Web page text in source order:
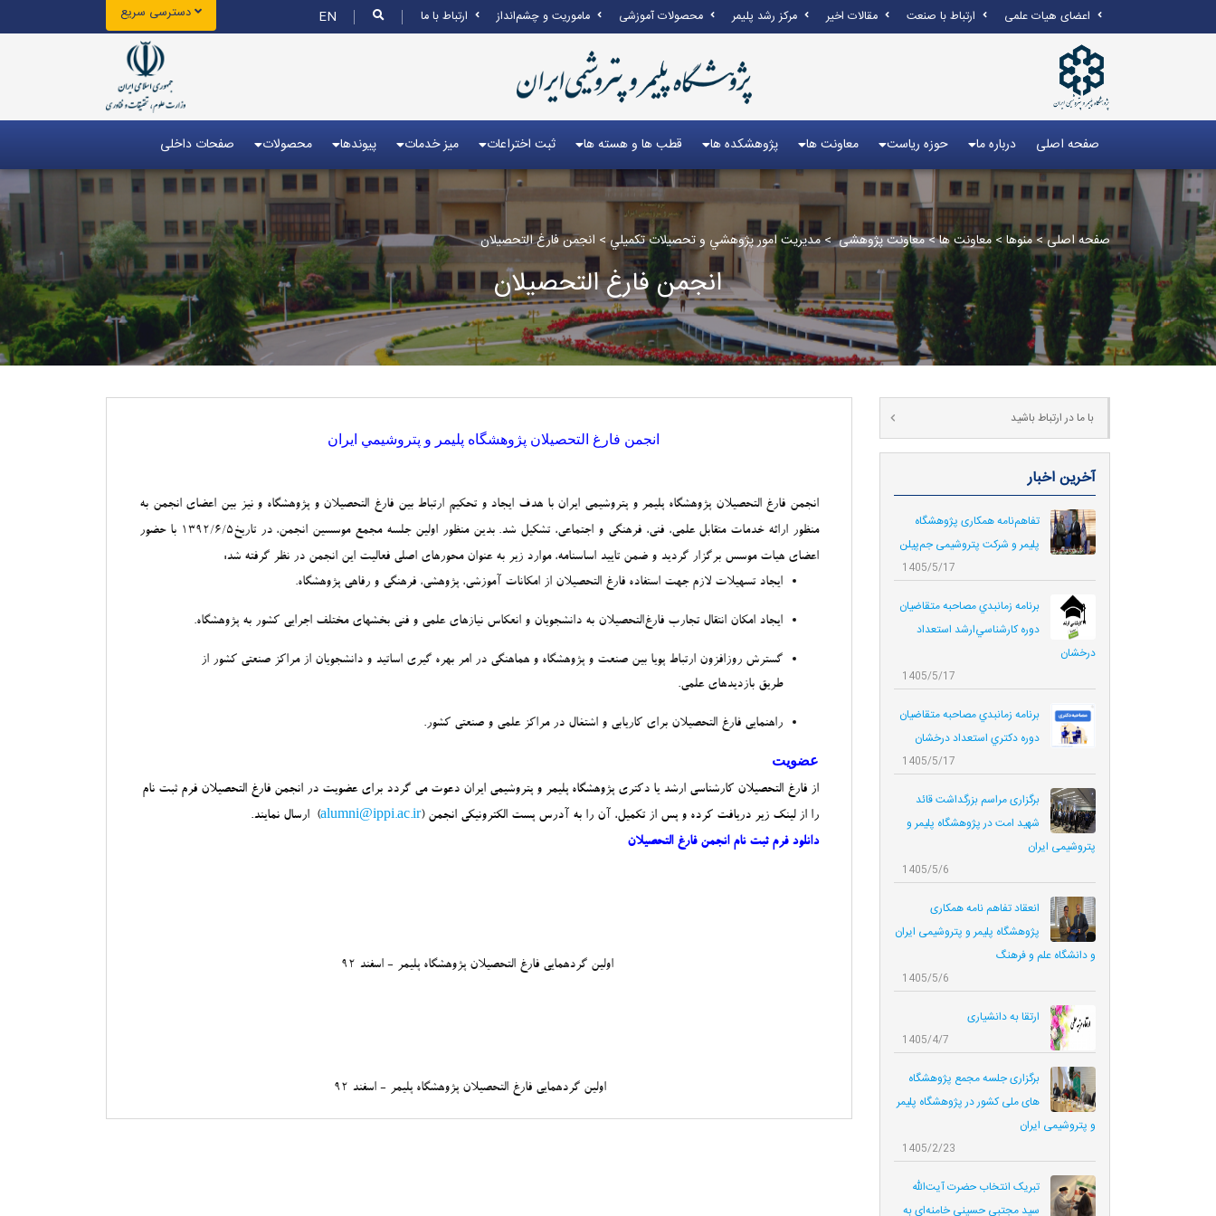
اعضای هیات علمی ارتباط با صنعت مقالات اخیر مرکز رشد پلیمر محصولات آموزشی ماموریت و چشم‌انداز ارتباط با ما EN دسترسی سریع
صفحه اصلی درباره ما حوزه ریاست معاونت ها پژوهشکده ها قطب ها و هسته ها ثبت اختراعات میز خدمات پیوندها محصولات صفحات داخلی
انجمن فارغ التحصیلان
صفحه اصلی>منوها> معاونت ها>معاونت پژوهشی>مديريت امور پژوهشي و تحصيلات تكميلي > انجمن فارغ التحصیلان
با ما در ارتباط باشید
آخرین اخبار
تفاهم‌نامه همکاری پژوهشگاه
پلیمر و شرکت پتروشیمی جم‌پیلن
1405/5/17
برنامه زمانبدي مصاحبه متقاضيان
دوره كارشناسي‌ارشد استعداد
درخشان
1405/5/17
برنامه زمانبدي مصاحبه متقاضيان
دوره دكتري استعداد درخشان
1405/5/17
برگزاری مراسم بزرگداشت قائد
شهید امت در پژوهشگاه پلیمر و
پتروشیمی ایران
1405/5/6
انعقاد تفاهم نامه همکاری‌
پژوهشگاه پلیمر و پتروشیمی ایران
و دانشگاه علم و فرهنگ
1405/5/6
ارتقا به دانشیاری
1405/4/7
برگزاری جلسه مجمع پژوهشگاه
های ملی کشور در پژوهشگاه پلیمر
و پتروشیمی ایران
1405/2/23
تبریک انتخاب حضرت آیت‌الله
سید مجتبی حسینی خامنه‌ای به
انجمن فارغ التحصيلان پژوهشگاه پليمر و پتروشيمي ايران
انجمن فارغ التحصیلان پژوهشگاه پلیمر و پتروشیمی ایران با هدف ایجاد و تحکیم ارتباط بین فارغ التحصیلان و پژوهشگاه و نیز بین اعضای انجمن به
منظور ارائه خدمات متقابل علمی، فنی، فرهنگی و اجتماعی، تشکیل شد. بدین منظور اولین جلسه مجمع موسسین انجمن، در تاریخ1392/6/5 با حضور
اعضای هیات موسس برگزار گردید و ضمن تایید اساسنامه، موارد زیر به عنوان محورهای اصلی فعالیت این انجمن در نظر گرفته شد:
ایجاد تسهیلات لازم جهت استفاده فارغ التحصیلان از امکانات آموزشی، پژوهشی، فرهنگی و رفاهی پژوهشگاه.
ایجاد امکان انتقال تجارب فارغ‌التحصیلان به دانشجویان و انعکاس نیازهای علمی و فنی بخش­های مختلف اجرایی کشور به پژوهشگاه.
گسترش روزافزون ارتباط پویا بین صنعت و پژوهشگاه و هماهنگی در امر بهره ­گیری اساتید و دانشجویان از مراکز صنعتی کشور از
طریق بازدیدهای علمی.
راهنمایی فارغ التحصیلان برای کاریابی و اشتغال در مراکز علمی و صنعتی کشور.
عضويت
از فارغ التحصيلان كارشناسي ارشد يا دكتري پژوهشگاه پليمر و پتروشيمي ايران دعوت مي گردد براي عضويت در انجمن فارغ التحصيلان فرم ثبت نام
را از لينك زير دريافت كرده و پس از تكميل، آن را به آدرس پست الكترونيكي انجمن (alumni@ippi.ac.ir) ارسال نمايند.
دانلود فرم ثبت نام انجمن فارغ التحصيلان
اولين گردهمايي فارغ التحصيلان پژوهشگاه پليمر - اسفند 92
اولين گردهمايي فارغ التحصيلان پژوهشگاه پليمر - اسفند 92